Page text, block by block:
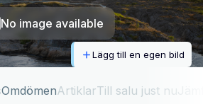
No image available
Lägg till en egen bild
OmdömenArtiklarTill salu just nu